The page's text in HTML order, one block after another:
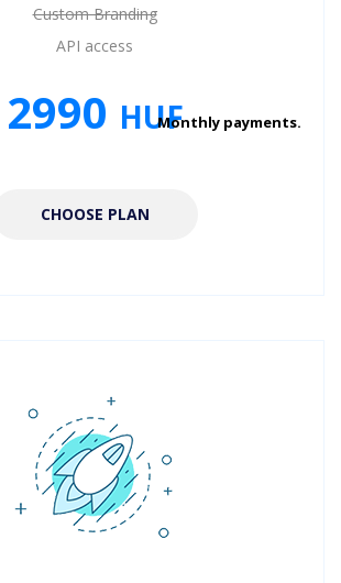
Custom Branding
API access
2990 HUFMonthly payments.
CHOOSE PLAN